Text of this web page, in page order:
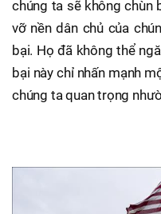
chúng ta sẽ không chùn
vỡ nền dân chủ của
bại. Họ đã không thể
bại này chỉ nhấn mạnh
chúng ta quan trọng